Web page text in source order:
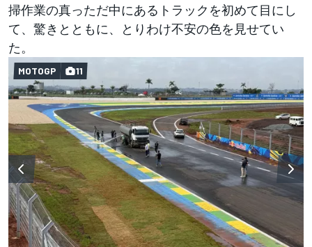
掃作業の真っただ中にあるトラックを初めて目にし
て、驚きとともに、とりわけ不安の色を見せてい
た。
MOTOGP 11